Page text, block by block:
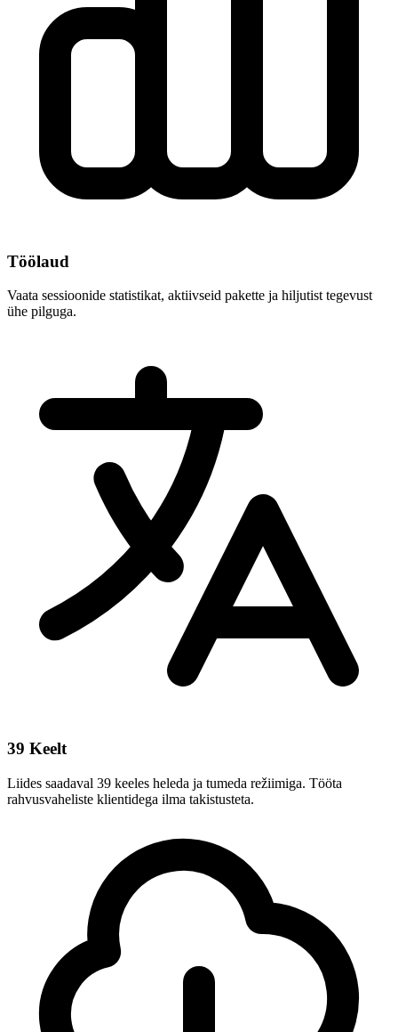
Töölaud
Vaata sessioonide statistikat, aktiivseid pakette ja hiljutist tegevust
ühe pilguga.
39 Keelt
Liides saadaval 39 keeles heleda ja tumeda režiimiga. Tööta
rahvusvaheliste klientidega ilma takistusteta.